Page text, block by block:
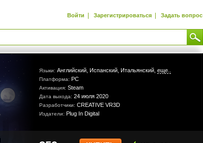
Войти | Зарегистрироваться | Задать вопрос
Языки: Английский, Испанский, Итальянский, еще..
Платформа: PC
Активация: Steam
Дата выхода: 24 июля 2020
Разработчики: CREATIVE VR3D
Издатели: Plug In Digital